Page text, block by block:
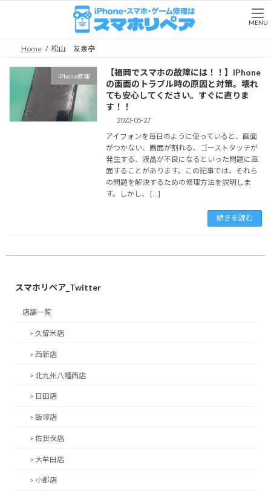
Home 松山 友泉亭
iPhone修理
【福岡でスマホの故障には！！】iPhone
の画面のトラブル時の原因と対策。壊れ
ても安心してください。すぐに直りま
す！！
2023-05-27
アイフォンを毎日のように使っていると、画面
がつかない、画面が割れる、ゴーストタッチが
発生する、液晶が不良になるといった問題に直
面することがあります。この記事では、それら
の問題を解決するための修理方法を説明しま
す。しかし、 […]
続きを読む
スマホリペア_Twitter
店舗一覧
> 久留米店
> 西新店
> 北九州八幡西店
> 日田店
> 飯塚店
> 佐世保店
> 大牟田店
> 小郡店
MENU